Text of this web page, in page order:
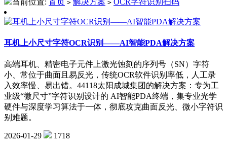
> >
耳机上小尺寸字符OCR识别——AI智能PDA解决方案
高端耳机、精密电子元件上激光蚀刻的序列号（SN）字符
小、常位于曲面且易反光，传统OCR软件识别率低，人工录
入效率慢、易出错。44118太阳成城集团的解决方案：​​ 专为工
业级“微尺寸”字符识别设计的 ​​AI智能PDA终端​​，集专业光学
硬件与深度学习算法于一体，彻底攻克曲面反光、微小字符识
别难题。
2026-01-29 1718